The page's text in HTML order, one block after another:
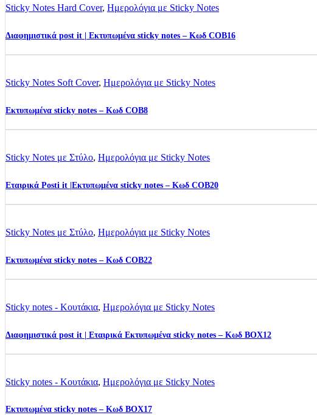
Sticky Notes Hard Cover, Ημερολόγια με Sticky Notes
Διαφημιστικά post it | Εκτυπωμένα sticky notes – Kωδ COB16
Sticky Notes Soft Cover, Ημερολόγια με Sticky Notes
Εκτυπωμένα sticky notes – Κωδ COB8
Sticky Notes με Στύλο, Ημερολόγια με Sticky Notes
Εταιρικά Posti it |Εκτυπωμένα sticky notes – Κωδ COB20
Sticky Notes με Στύλο, Ημερολόγια με Sticky Notes
Εκτυπωμένα sticky notes – Κωδ COB22
Sticky notes - Κουτάκια, Ημερολόγια με Sticky Notes
Διαφημιστικά post it | Εταιρικά Εκτυπωμένα sticky notes – Κωδ BOX12
Sticky notes - Κουτάκια, Ημερολόγια με Sticky Notes
Εκτυπωμένα sticky notes – Κωδ BOX17